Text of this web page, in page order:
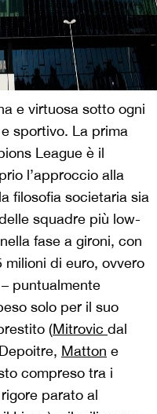
e virtuosa sotto ogni
sportivo. La prima
League è il
l’approccio alla
filosofia societaria sia
squadre più low-
fase a gironi, con
di euro, ovvero
puntualmente
solo per il suo
(Mitrovic dal
Matton e
compreso tra i
parato al